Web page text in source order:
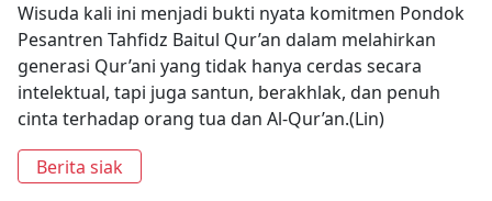
Wisuda kali ini menjadi bukti nyata komitmen Pondok
Pesantren Tahfidz Baitul Qur’an dalam melahirkan
generasi Qur’ani yang tidak hanya cerdas secara
intelektual, tapi juga santun, berakhlak, dan penuh
cinta terhadap orang tua dan Al-Qur’an.(Lin)
Berita siak